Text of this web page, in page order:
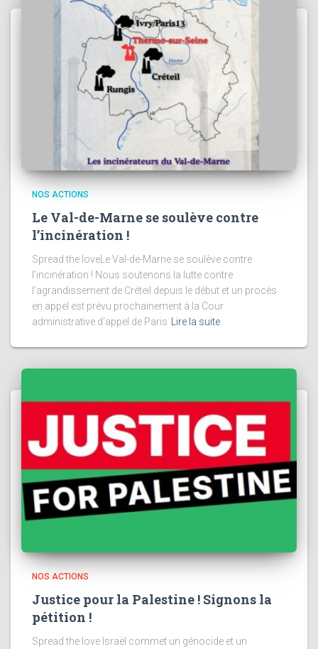
NOS ACTIONS
Le Val-de-Marne se soulève contre
l’incinération !
Spread the loveLe Val-de-Marne se soulève contre
l’incinération ! Nous soutenons la lutte contre
l’agrandissement de Créteil depuis le début et un procès
en appel est prévu prochainement à la Cour
administrative d’appel de Paris Lire la suite
NOS ACTIONS
Justice pour la Palestine ! Signons la
pétition !
Spread the love Israël commet un génocide et un